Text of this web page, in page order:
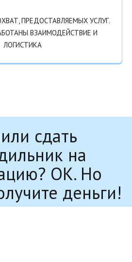
ПРЕДОСТАВЛЯЕМЫХ УСЛУГ.
ВЗАИМОДЕЙСТВИЕ И
ЛОГИСТИКА
сдать
на
ОК. Но
деньги!